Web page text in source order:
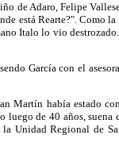
de Adaro, Felipe
está Rearte?". Como
Italo lo vio
García con el
Martín había estado
de 40 años, suena
Unidad Regional de